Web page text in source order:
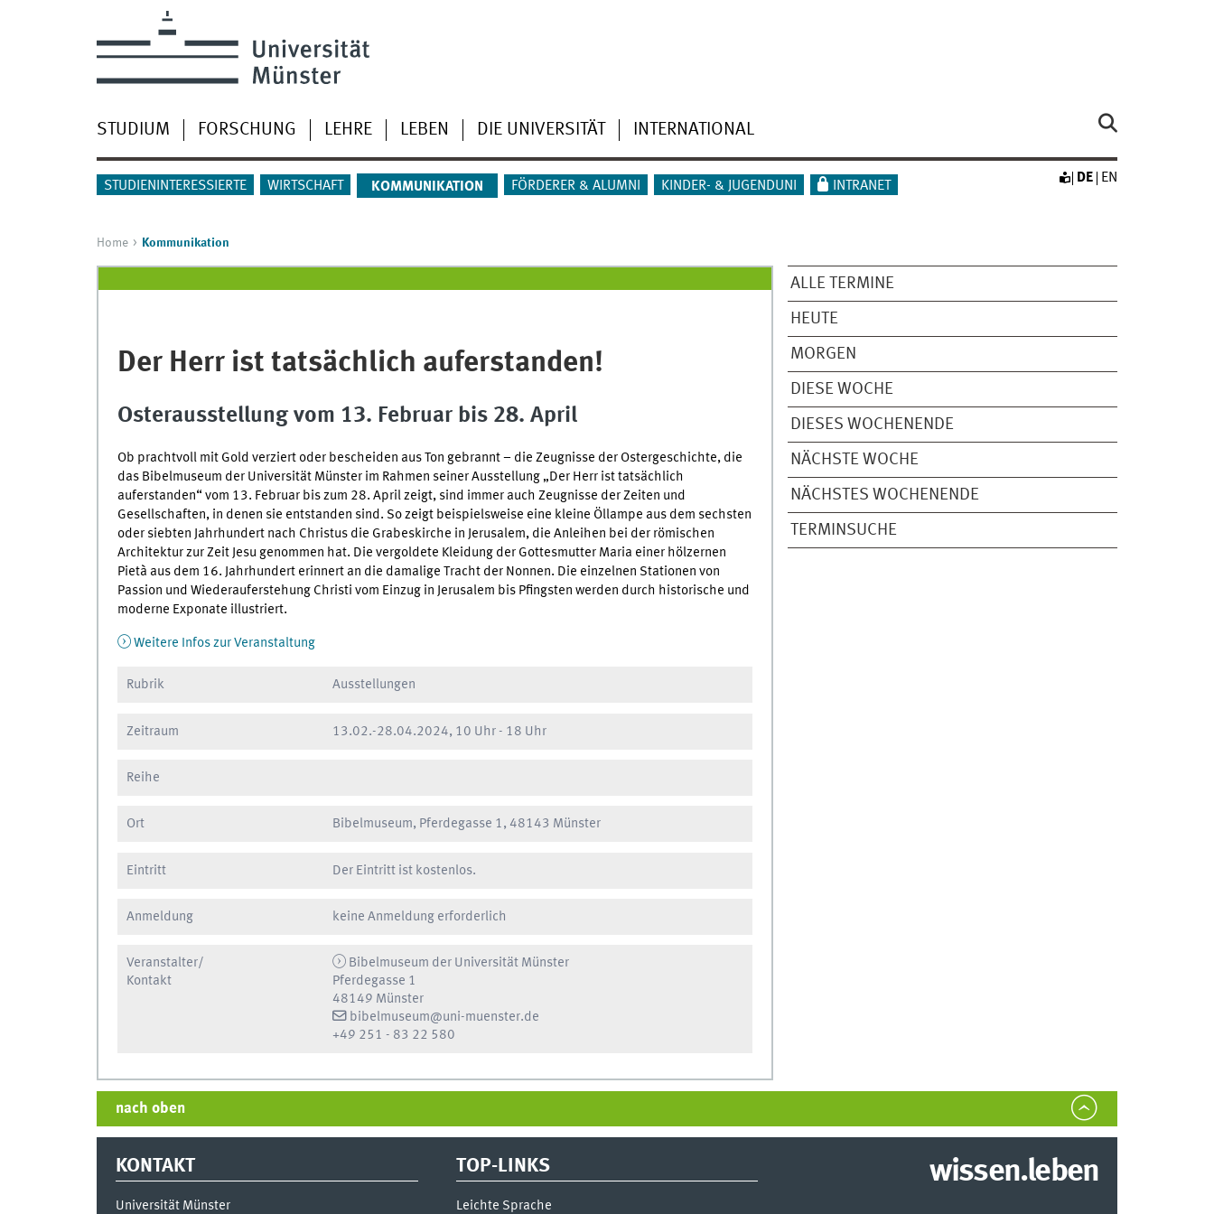
STUDIUM FORSCHUNG LEHRE LEBEN DIE UNIVERSITÄT INTERNATIONAL
STUDIENINTERESSIERTE WIRTSCHAFT KOMMUNIKATION FÖRDERER & ALUMNI KINDER- & JUGENDUNI INTRANET
DE EN
Home Kommunikation
ALLE TERMINE
HEUTE
MORGEN
DIESE WOCHE
DIESES WOCHENENDE
NÄCHSTE WOCHE
NÄCHSTES WOCHENENDE
TERMINSUCHE
Der Herr ist tatsächlich auferstanden!
Osterausstellung vom 13. Februar bis 28. April
Ob prachtvoll mit Gold verziert oder bescheiden aus Ton gebrannt – die Zeugnisse der Ostergeschichte, die
das Bibelmuseum der Universität Münster im Rahmen seiner Ausstellung „Der Herr ist tatsächlich
auferstanden“ vom 13. Februar bis zum 28. April zeigt, sind immer auch Zeugnisse der Zeiten und
Gesellschaften, in denen sie entstanden sind. So zeigt beispielsweise eine kleine Öllampe aus dem sechsten
oder siebten Jahrhundert nach Christus die Grabeskirche in Jerusalem, die Anleihen bei der römischen
Architektur zur Zeit Jesu genommen hat. Die vergoldete Kleidung der Gottesmutter Maria einer hölzernen
Pietà aus dem 16. Jahrhundert erinnert an die damalige Tracht der Nonnen. Die einzelnen Stationen von
Passion und Wiederauferstehung Christi vom Einzug in Jerusalem bis Pfingsten werden durch historische und
moderne Exponate illustriert.
Weitere Infos zur Veranstaltung
Rubrik Ausstellungen
Zeitraum 13.02.-28.04.2024, 10 Uhr- 18 Uhr
Reihe
Ort Bibelmuseum, Pferdegasse 1, 48143 Münster
Eintritt Der Eintritt ist kostenlos.
Anmeldung keine Anmeldung erforderlich
Veranstalter/
Kontakt
Bibelmuseum der Universität Münster
Pferdegasse 1
48149 Münster
bibelmuseum@uni-muenster.de
+49 251 - 83 22 580
nach oben
KONTAKT
Universität Münster
TOP-LINKS
Leichte Sprache
wissen.leben